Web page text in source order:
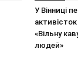
У Вінниці
«Вільну
людей»